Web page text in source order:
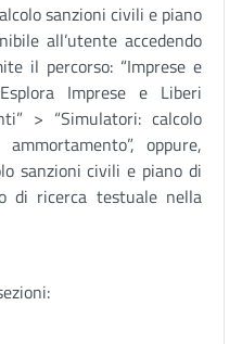
sanzioni civili e piano
all’utente accedendo
il percorso: “Imprese e
Imprese e Liberi
> “Simulatori: calcolo
oppure,
sanzioni civili e piano di
di ricerca testuale nella